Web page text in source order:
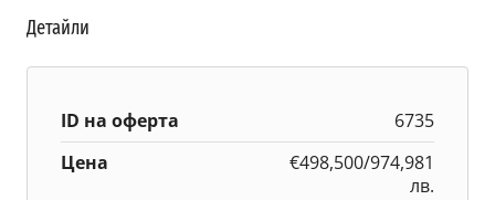
Детайли
ID на оферта
6735
Цена
€498,500/974,981
лв.